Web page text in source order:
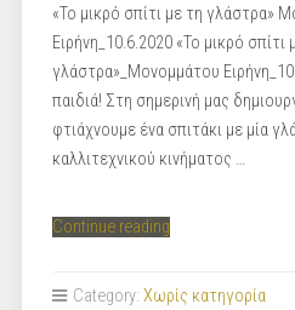
«Το μικρό σπίτι με τη γλάστρα»
Ειρήνη_10.6.2020 «Το μικρό σπίτι
γλάστρα»_Μονομμάτου
παιδιά! Στη σημερινή μας
φτιάχνουμε ένα σπιτάκι με μία
καλλιτεχνικού κινήματος …
Continue reading“«Το
σπίτι
Category: Χωρίς κατηγορία